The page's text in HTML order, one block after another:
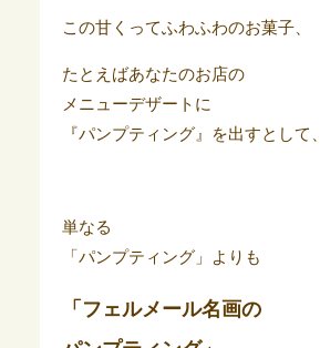
この甘くってふわふわのお菓子、
たとえばあなたのお店の
メニューデザートに
『パンプティング』を出すとして、
単なる
「パンプティング」よりも
「フェルメール名画の